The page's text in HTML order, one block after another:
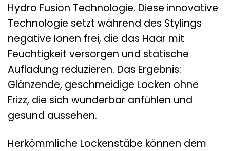
Hydro Fusion Technologie. Diese innovative
Technologie setzt während des Stylings
negative Ionen frei, die das Haar mit
Feuchtigkeit versorgen und statische
Aufladung reduzieren. Das Ergebnis:
Glänzende, geschmeidige Locken ohne
Frizz, die sich wunderbar anfühlen und
gesund aussehen.
Herkömmliche Lockenstäbe können dem